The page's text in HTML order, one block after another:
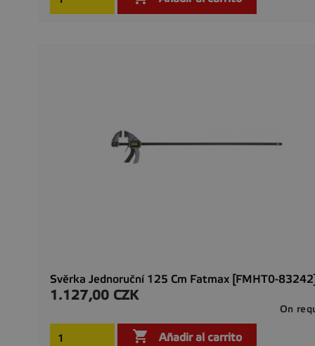
Svěrka Jednoruční 125 Cm Fatmax [FMHT0-
Precio
1.127,00 CZK
On
 Añadir al carrito